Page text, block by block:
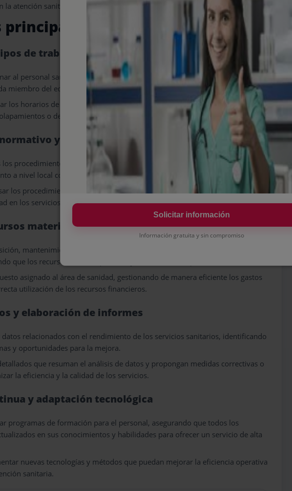
atención sanitaria.
de trabajo
al personal sanitario y administrativo dentro del centro de salud,
miembro del equipo cumpla con sus responsabilidades y tareas asignadas.
los horarios de trabajo, asegurando una cobertura adecuada en todos los
o deficiencias en la atención.
y control de calidad
los procedimientos y prácticas dentro del centro se ajusten a la normativa
a nivel local como nacional.
los procedimientos internos para garantizar que se mantengan altos
en los servicios ofrecidos a los pacientes.
materiales y financieros
mantenimiento y actualización de equipos médicos y materiales
que los recursos estén disponibles y en buen estado para su uso.
asignado al área de sanidad, gestionando de manera eficiente los gastos
utilización de los recursos financieros.
y elaboración de informes
datos relacionados con el rendimiento de los servicios sanitarios, identificando
y oportunidades para la mejora.
que resuman el análisis de datos y propongan medidas correctivas o
la eficiencia y la calidad de los servicios.
y adaptación tecnológica
programas de formación para el personal, asegurando que todos los
en sus conocimientos y habilidades para ofrecer un servicio de alta
nuevas tecnologías y métodos que puedan mejorar la eficiencia operativa
sanitaria.
Solicitar información
Información gratuita y sin compromiso